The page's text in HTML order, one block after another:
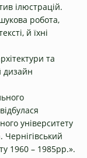
ілюстрацій.
робота,
й їхні
та
дизайн
університету
Чернігівський
1960 – 1985рр.».